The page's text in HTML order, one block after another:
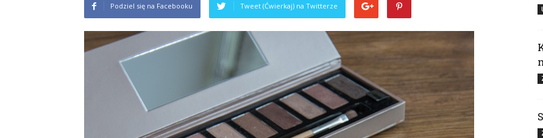
Podziel się na Facebooku Tweet (Ćwierkaj) na Twitterze